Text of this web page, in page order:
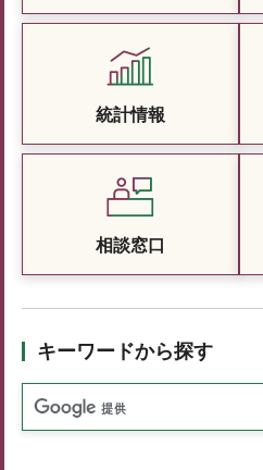
統計情報
相談窓口
キーワードから探す